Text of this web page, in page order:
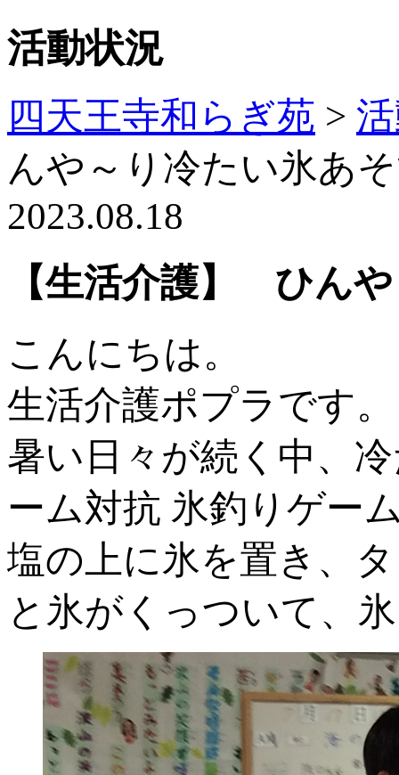
活動状況
四天王寺和らぎ苑 >
んや～り冷たい氷あ
2023.08.18
【生活介護】 ひん
こんにちは。
生活介護ポプラです。
暑い日々が続く中、
ーム対抗 氷釣りゲー
塩の上に氷を置き、
と氷がくっついて、